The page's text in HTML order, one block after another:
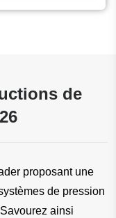
de
proposant une
de pression
ainsi